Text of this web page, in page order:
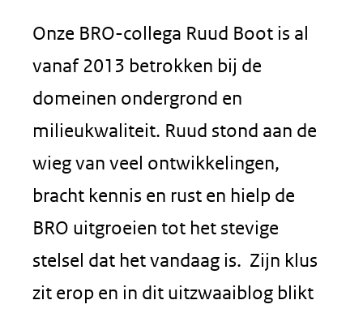
Onze BRO-collega Ruud Boot is al
vanaf 2013 betrokken bij de
domeinen ondergrond en
milieukwaliteit. Ruud stond aan de
wieg van veel ontwikkelingen,
bracht kennis en rust en hielp de
BRO uitgroeien tot het stevige
stelsel dat het vandaag is. Zijn klus
zit erop en in dit uitzwaaiblog blikt